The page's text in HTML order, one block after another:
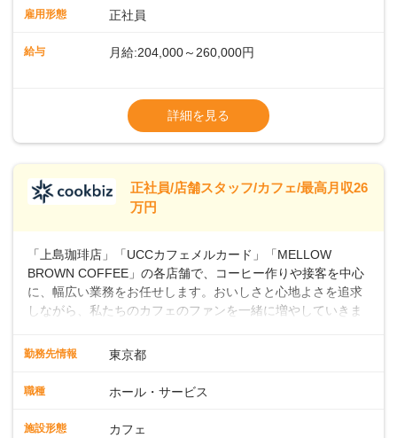
るので、スムーズに業務に馴染める環境です。「カフェの接
長として活躍を！接客業務になれたら、売上・シフト・在庫
一切無用♪一つひとつをしっかり伝えていきますので、無理の
ないペースで覚えていきましょう！さらにマネージャーへの
雇用形態 正社員
給与 月給:204,000～260,000円
ます・東日本エリア：月給21万4000～27万
※経験・スキルを考慮の上、決定します。
※別途、残業代および各種手当あり
※試用期間なし
■店長職： ・西日本／月給26万7500円
万円＋賞与(年3回)・店長職：年収410万円／
詳細を見る
正社員/店舗スタッフ/カフェ/最高月収26
万円
「上島珈琲店」「UCCカフェメルカード」「MELLOW
BROWN COFFEE」の各店舗で、コーヒー作りや接客を中心
に、幅広い業務をお任せします。おいしさと心地よさを追求
しながら、私たちのカフェのファンを一緒に増やしていきま
クの作成お客様のご案内、レジ対応軽食メニューの調理店内
ート体制充実コーヒーの知識から接客マナーまで、先輩スタ
年齢層が活躍しており、チームワークも抜群です。基本マニ
勤務先情報 東京都
職種 ホール・サービス
施設形態 カフェ